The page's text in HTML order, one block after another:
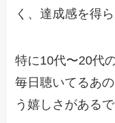
く、達成感を得
特に10代〜20代
毎日聴いてるあ
う嬉しさがあるで